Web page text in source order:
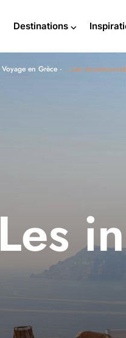
Destinations ⌵
Voyage en Grèce · …Les
Les